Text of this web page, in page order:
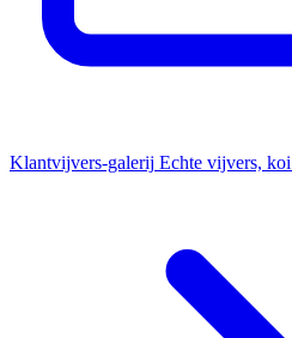
Klantvijvers-galerij Echte vijvers,